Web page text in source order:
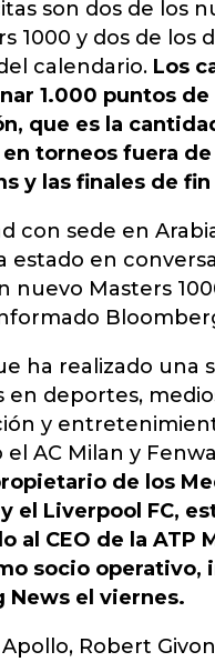
son dos de los
1000 y dos de los
calendario. Los
1.000 puntos de
que es la
torneos fuera
y las finales de
con sede en
estado en
nuevo Masters
ha realizado una
en deportes,
y
AC Milan y
de los
el Liverpool FC,
al CEO de la ATP
socio operativo,
News el viernes.
Apollo, Robert